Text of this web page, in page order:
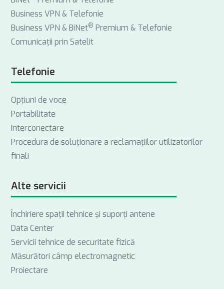
Business VPN & Telefonie
Business VPN & BiNet® Premium & Telefonie
Comunicații prin Satelit
Telefonie
Opţiuni de voce
Portabilitate
Interconectare
Procedura de soluționare a reclamațiilor utilizatorilor
finali
Alte servicii
Închiriere spații tehnice și suporți antene
Data Center
Servicii tehnice de securitate fizică
Măsurători câmp electromagnetic
Proiectare